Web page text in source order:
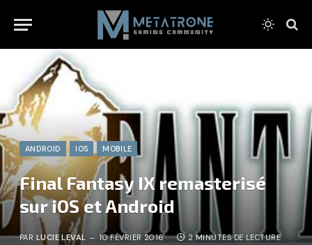
ANDROID IOS MOBILE
Final Fantasy IX remasterisé
sur iOS et Android
PAR LUCIE LEVAL 10 FÉVRIER 2016
2 MINUTES DE LECTURE